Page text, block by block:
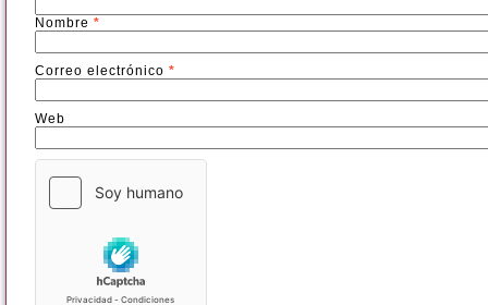
Nombre *
Correo electrónico *
Web